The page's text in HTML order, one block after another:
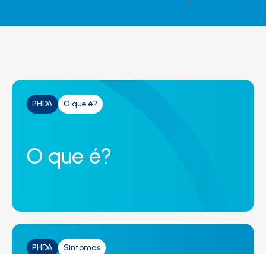
PHDA O que é?
O que é?
PHDA Sintomas